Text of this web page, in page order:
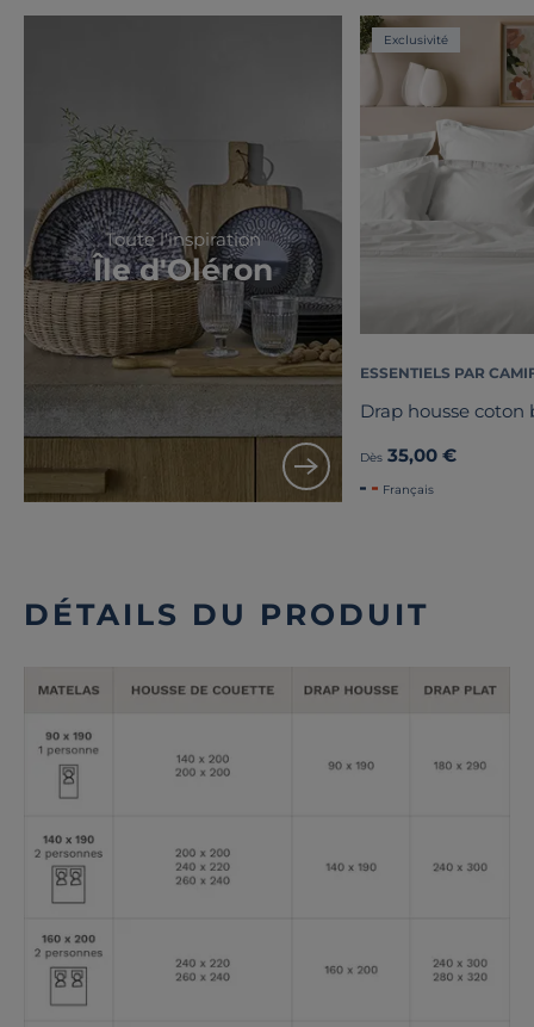
Toute l'inspiration
Île d'Oléron
Exclusivité
ESSENTIELS PAR
Drap housse coton
Dès 35,00 €
Français
DÉTAILS DU PRODUIT